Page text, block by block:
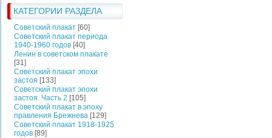
КАТЕГОРИИ РАЗДЕЛА
Советский плакат [60]
Советский плакат периода
1940-1960 годов [40]
Ленин в советском плакате
[31]
Советский плакат эпохи
застоя [133]
Советский плакат эпохи
застоя. Часть 2 [105]
Советский плакат в эпоху
правления Брежнева [129]
Советский плакат 1918-1925
годов [89]